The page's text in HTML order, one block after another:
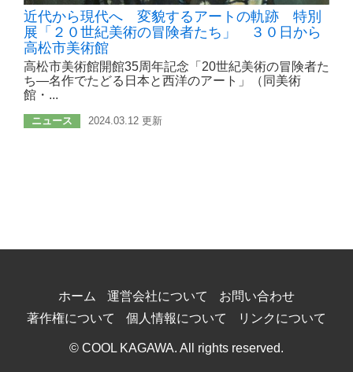
近代から現代へ 変貌するアートの軌跡 特別
展「２０世紀美術の冒険者たち」 ３０日から
高松市美術館
高松市美術館開館35周年記念「20世紀美術の冒険者た
ち―名作でたどる日本と西洋のアート」（同美術
館・...
ニュース 2024.03.12 更新
ホーム 運営会社について
お問い合わせ
著作権について
個人情報について リンクについて
© COOL KAGAWA. All rights reserved.